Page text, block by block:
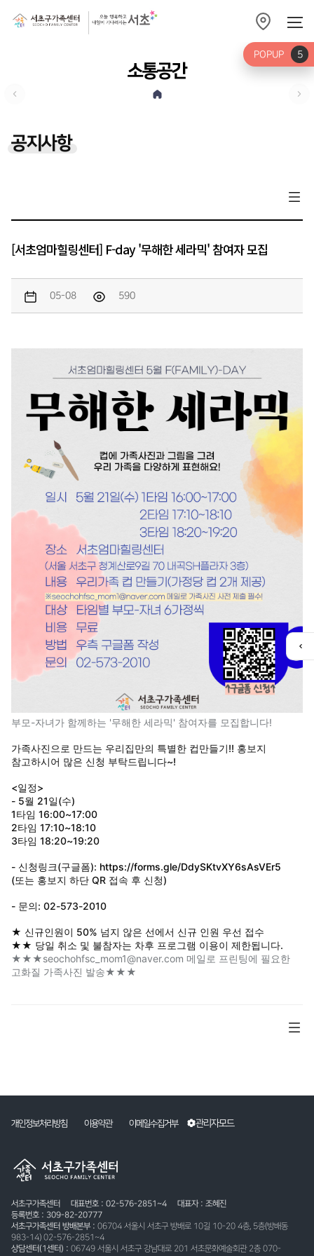
소통공간
공지사항
[서초엄마힐링센터] F-day '무해한 세라믹' 참여자 모집
05-08 590
부모-자녀가 함께하는 '무해한 세라믹' 참여자를 모집합니다!
가족사진으로 만드는 우리집만의 특별한 컵만들기!! 홍보지
참고하시어 많은 신청 부탁드립니다~!
<일정>
- 5월 21일(수)
1타임 16:00~17:00
2타임 17:10~18:10
3타임 18:20~19:20
- 신청링크(구글폼): https://forms.gle/DdySKtvXY6sAsVEr5
(또는 홍보지 하단 QR 접속 후 신청)
- 문의: 02-573-2010
★ 신규인원이 50% 넘지 않은 선에서 신규 인원 우선 접수
★★ 당일 취소 및 불참자는 차후 프로그램 이용이 제한됩니다.
★★★seochohfsc_mom1@naver.com 메일로 프린팅에 필요한
고화질 가족사진 발송★★★
개인정보처리방침 이용약관 이메일수집거부 관리자모드
서초구가족센터 대표번호 : 02-576-2851~4
대표자 : 조혜진
등록번호 : 309-82-20777
서초구가족센터 방배본부 : 06704 서울시 서초구 방배로 10길 10-20 4층, 5층(방배동
983-14) 02-576-2851~4
상담센터(1센터) : 06749 서울시 서초구 강남대로 201 서초문화예술회관 2층 070-
퀵
메
POPUP 5